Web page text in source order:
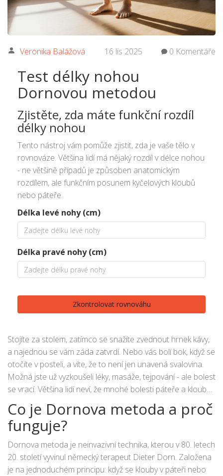
Veronika Balážová 16 lis 2025 0 Komentáře
Test délky nohou
Dornovou metodou
Zjistěte, zda máte funkční rozdíl
délky nohou
Tento nástroj vám pomůže zjistit, zda je vaše tělo v
rovnováze. Většina lidí má nějaký rozdíl v délce nohou
- ne většině případů je způsoben anatomickým
rozdílem, ale funkčním posunem kyčelových kloubů
nebo páteře.
Délka levé nohy (cm)
Délka pravé nohy (cm)
Zkontrolovat rovnováhu
Stojíte za stolem, zatímco se snažíte zvednout hrnek kávy,
a najednou se vám záda zatvrdí. Nebo vás bolí bok, když se
otočíte v posteli, a víte, že to není jen unavená svalovina.
Možná jste už vyzkoušeli léky, masáže, tejpování - ale bolest
se vrací. Většina lidí neví, že mnohé bolesti páteře a kloubů
pocházejí z jednoduchého problému:
Dornova metoda
může pomoci opravit posunuté klouby, aniž byste museli
navštěvovat lékaře nebo terapeuta.
Co je Dornova metoda a proč
funguje?
Dornova metoda je neinvazivní technika, kterou v 80. letech
20. století vyvinul německý terapeut Dieter Dorn. Založena
je na jednoduchém principu: když se klouby v páteři nebo